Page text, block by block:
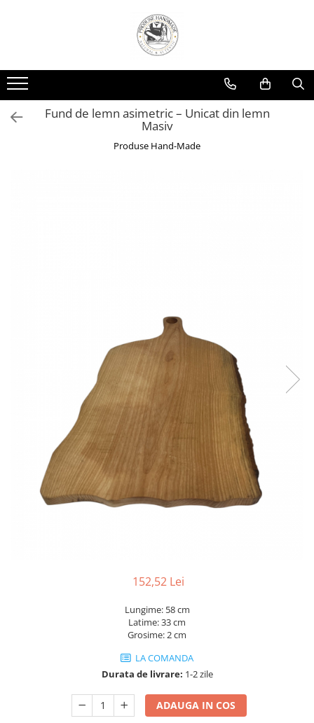
Fund de lemn asimetric – Unicat din lemn
Masiv
Produse Hand-Made
152,52 Lei
Lungime: 58 cm
Latime: 33 cm
Grosime: 2 cm
LA COMANDA
Durata de livrare: 1-2 zile
ADAUGA IN COS